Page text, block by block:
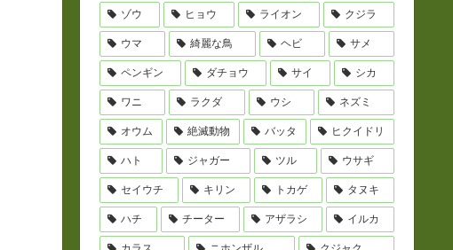
ゾウ ヒョウ ライオン クジラ
ウマ 綺麗な鳥 ヘビ サメ
ペンギン ダチョウ サイ シカ
ワニ ラクダ ウシ ネズミ
オウム 絶滅動物 バッタ ヒクイドリ
ハト ジャガー ツル ウサギ
セイウチ キリン トカゲ タヌキ
ハチ チーター アザラシ イルカ